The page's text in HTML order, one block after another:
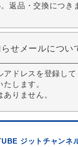
返品・交換につき
せメールについ
ドレスを登録して
します。
りません。
ジットチャンネ